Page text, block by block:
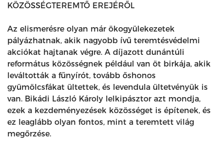
KÖZÖSSÉGTEREMTŐ EREJÉRŐL
Az elismerésre olyan már ökogyülekezetek
pályázhatnak, akik nagyobb ívű teremtésvédelmi
akciókat hajtanak végre. A díjazott dunántúli
református közösségnek például van öt birkája, akik
leváltották a fűnyírót, tovább őshonos
gyümölcsfákat ültettek, és levendula ültetvényük is
van. Bikádi László Károly lelkipásztor azt mondja,
ezek a kezdeményezések közösséget is építenek, és
ez leaglább olyan fontos, mint a teremtett világ
megőrzése.